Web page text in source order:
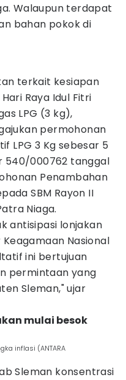
Walaupun terdapat
bahan pokok di
terkait kesiapan
Raya Idul Fitri
LPG (3 kg),
permohonan
LPG 3 Kg sebesar 5
540/000762 tanggal
Penambahan
SBM Rayon II
Niaga.
antisipasi lonjakan
Nasional
ini bertujuan
permintaan yang
Sleman," ujar
mulai besok
inflasi (ANTARA
Sleman konsentrasi